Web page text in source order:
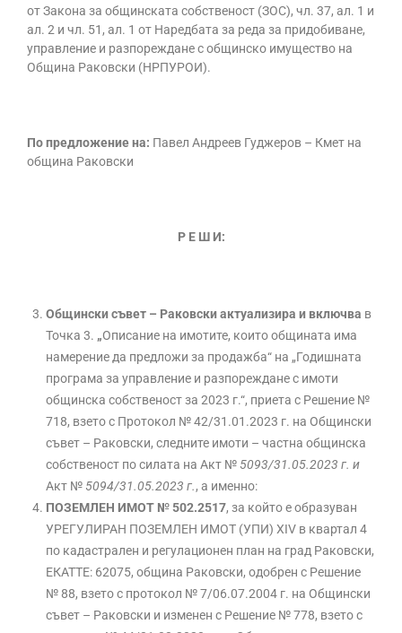
от Закона за общинската собственост (ЗОС), чл. 37, ал. 1 и
ал. 2 и чл. 51, ал. 1 от Наредбата за реда за придобиване,
управление и разпореждане с общинско имущество на
Община Раковски (НРПУРОИ).
По предложение на: Павел Андреев Гуджеров – Кмет на
община Раковски
Р Е Ш И:
Общински съвет – Раковскиактуализира и включва в
Точка 3. „Описание на имотите, които общината има
намерение да предложи за продажба“ на „Годишната
програма за управление и разпореждане с имоти
общинска собственост за 2023 г.“, приета с Решение №
718, взето с Протокол № 42/31.01.2023 г. на Общински
съвет – Раковски, следните имоти – частна общинска
собственост по силата на Акт № 5093/31.05.2023 г. и
Акт № 5094/31.05.2023 г., а именно:
ПОЗЕМЛЕН ИМОТ № 502.2517, за който е образуван
УРЕГУЛИРАН ПОЗЕМЛЕН ИМОТ (УПИ) ХIV в квартал 4
по кадастрален и регулационен план на град Раковски,
ЕКАТТЕ: 62075, община Раковски, одобрен с Решение
№ 88, взето с протокол № 7/06.07.2004 г. на Общински
съвет – Раковски и изменен с Решение № 778, взето с